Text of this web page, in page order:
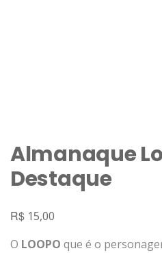
Almanaque
Destaque
R$ 15,00
O LOOPO que é o